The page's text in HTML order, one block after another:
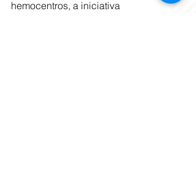
hemocentros, a iniciativa